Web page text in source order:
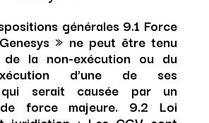
générales 9.1 Force
» ne peut être tenu
de la non-exécution ou du
d’une de ses
qui serait causée par un
de force majeure. 9.2 Loi